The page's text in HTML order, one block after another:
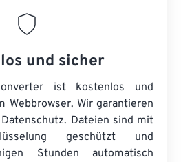
und sicher
ist kostenlos und
Webbrowser. Wir garantieren
Dateien sind mit
geschützt und
Stunden automatisch